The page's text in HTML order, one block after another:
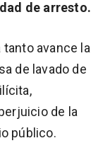
de arresto.
avance la
de lavado de
de la
público.